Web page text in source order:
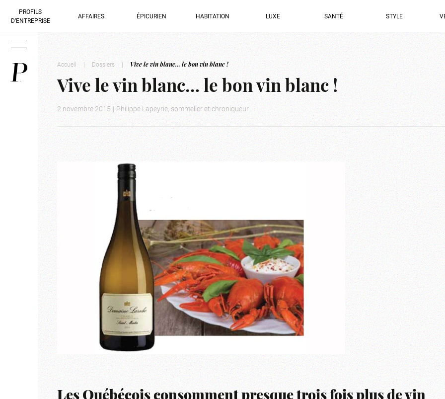
PROFILS
D’ENTREPRISE
AFFAIRES ÉPICURIEN HABITATION LUXE SANTÉ STYLE
Accueil | Dossiers | Vive le vin blanc… le bon vin blanc !
Vive le vin blanc… le bon vin blanc !
2 novembre 2015 | Philippe Lapeyrie, sommelier et chroniqueur